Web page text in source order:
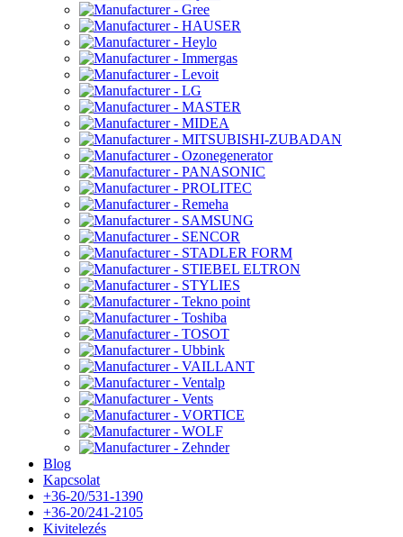
Blog
Kapcsolat
+36-20/531-1390
+36-20/241-2105
Kivitelezés